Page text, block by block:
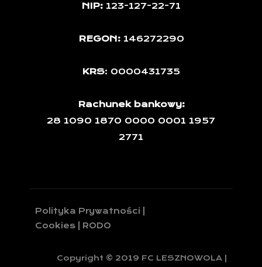
NIP:123-127-22-71
REGON:146272290
KRS: 0000431735
Rachunek bankowy:
28 1090 1870 0000 0001 1957
2771
Polityka Prywatności |
Cookies | RODO
Copyright © 2019 FC LESZNOWOLA |